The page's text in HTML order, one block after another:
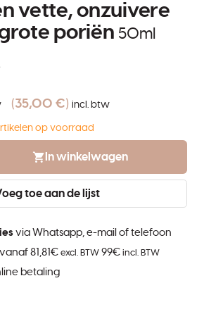
vette, onzuivere
poriën 50ml
35,00 € incl. btw
op voorraad
In winkelwagen
toe aan de lijst
via Whatsapp, e-mail of telefoon
vanaf 81,81€ excl. BTW 99€ incl. BTW
betaling